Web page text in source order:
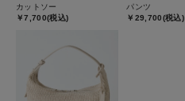
カットソー
￥7,700(税込)
パンツ
￥29,700(税込)